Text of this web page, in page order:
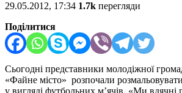
29.05.2012, 17:34 1.7k перегляди
Поділитися
Сьогодні представники молодіжної
«Файне місто» розпочали